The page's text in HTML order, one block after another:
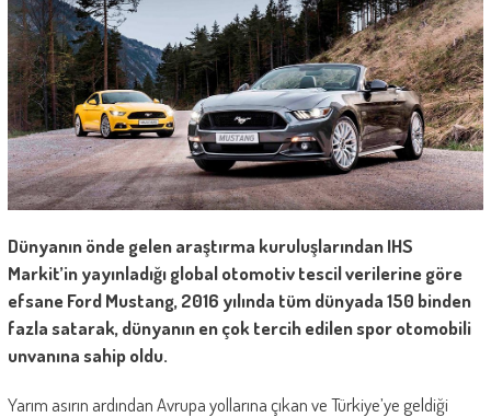
Dünyanın önde gelen araştırma kuruluşlarından IHS
Markit’in yayınladığı global otomotiv tescil verilerine göre
efsane Ford Mustang, 2016 yılında tüm dünyada 150 binden
fazla satarak, dünyanın en çok tercih edilen spor otomobili
unvanına sahip oldu.
Yarım asırın ardından Avrupa yollarına çıkan ve Türkiye’ye geldiği